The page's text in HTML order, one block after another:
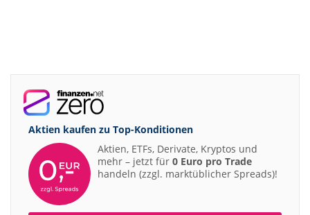
Aktien kaufen zu Top-Konditionen
Aktien, ETFs, Derivate, Kryptos und
mehr – jetzt für 0 Euro pro Trade
handeln (zzgl. marktüblicher Spreads)!